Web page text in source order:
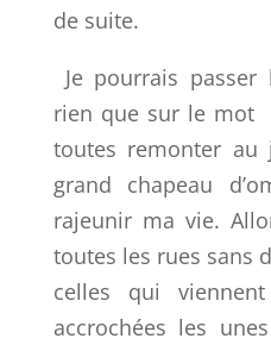
de suite.
Je pourrais
rien que sur le mot
toutes remonter au
grand chapeau
rajeunir ma vie.
toutes les rues sans
celles qui
accrochées les